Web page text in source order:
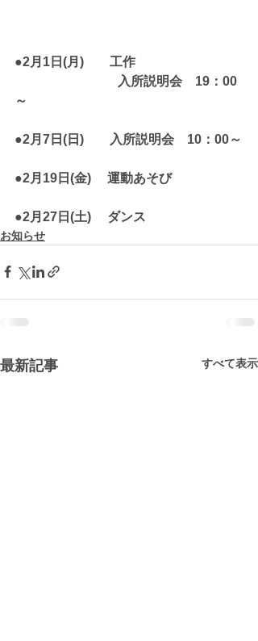
●2月1日(月)　　工作
入所説明会　19：00
～
●2月7日(日)　　入所説明会　10：00～
●2月19日(金)　 運動あそび
●2月27日(土)　 ダンス
お知らせ
最新記事 すべて表示